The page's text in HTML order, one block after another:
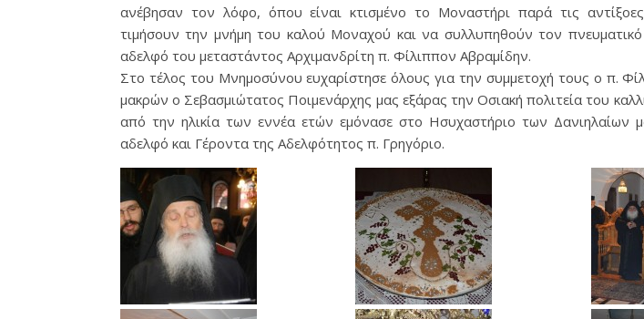
ανέβησαν τον λόφο, όπου είναι κτισμένο το Μοναστήρι παρά τις
τιμήσουν την μνήμη του καλού Μοναχού και να συλλυπηθούν τον
αδελφό του μεταστάντος Αρχιμανδρίτη π. Φίλιππον Αβραμίδην.
Στο τέλος του Μνημοσύνου ευχαρίστησε όλους για την συμμετοχή τους ο π.
μακρών ο Σεβασμιώτατος Ποιμενάρχης μας εξάρας την Οσιακή πολιτεία του
από την ηλικία των εννέα ετών εμόνασε στο Ησυχαστήριο των Δανιηλαίων
αδελφό και Γέροντα της Αδελφότητος π. Γρηγόριο.